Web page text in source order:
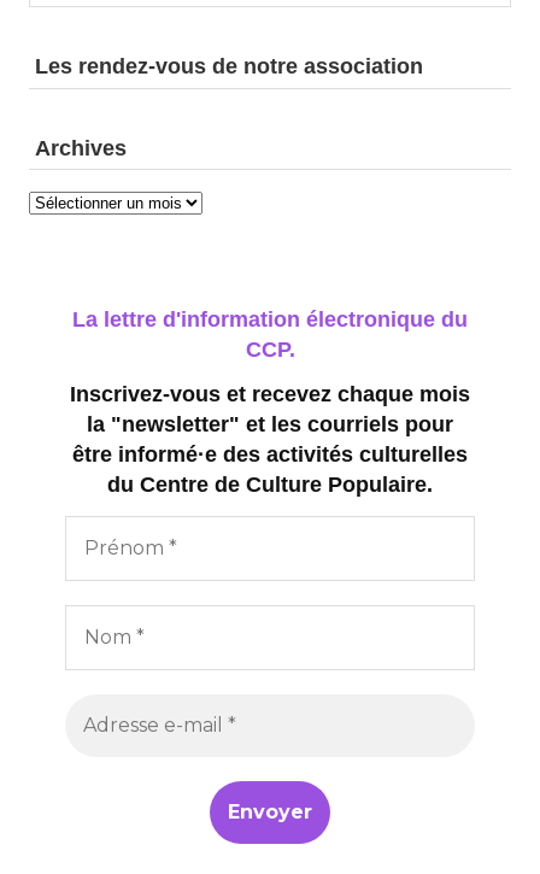
Les rendez-vous de notre association
Archives
Archives
La lettre d'information électronique du
CCP.
Inscrivez-vous et recevez chaque mois
la "newsletter" et les courriels pour
être informé·e des activités culturelles
du Centre de Culture Populaire.